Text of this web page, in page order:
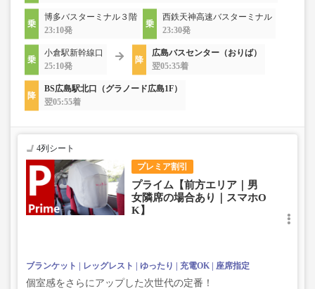
博多バスターミナル３階
23:10発
西鉄天神高速バスターミナル
23:30発
小倉駅新幹線口
25:10発
広島バスセンター（おりば）
翌05:35着
BS広島駅北口（グラノード広島1F）
翌05:55着
プレミア割引
4列シート
プライム【前方エリア｜男
女隣席の場合あり｜スマホO
K】
ブランケット レッグレスト ゆったり 充電OK 座席指定
個室感をさらにアップした次世代の定番！